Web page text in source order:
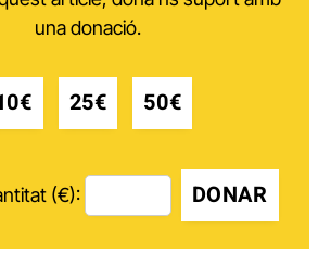
una donació.
25€ 50€
(€): DONAR